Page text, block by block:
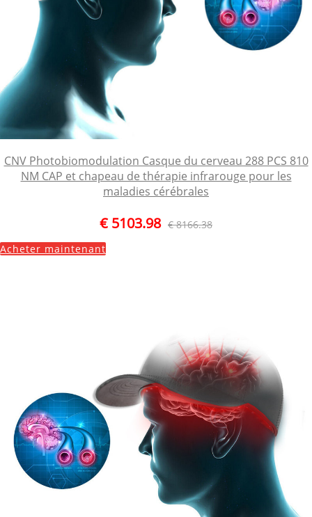
CNV Photobiomodulation Casque du cerveau 288 PCS 810
NM CAP et chapeau de thérapie infrarouge pour les
maladies cérébrales
€ 5103.98 € 8166.38
Acheter maintenant